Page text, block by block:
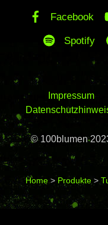
Facebook
Spotify
Impressum
© 100blumen
Home> Produkte>